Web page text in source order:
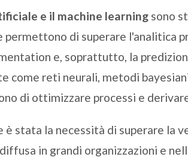
e il machine learning sono
di superare l'analitica
e, soprattutto, la
come reti neurali, metodi
di ottimizzare processi e
è stata la necessità di superare la
in grandi organizzazioni e